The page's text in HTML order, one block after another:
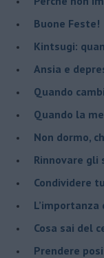
​Buone Feste!
​Kintsugi:
Ansia e
Quando
​Quando la
Non dormo,
​Rinnovare gli
​Condividere
​Cosa sai del
Prendere